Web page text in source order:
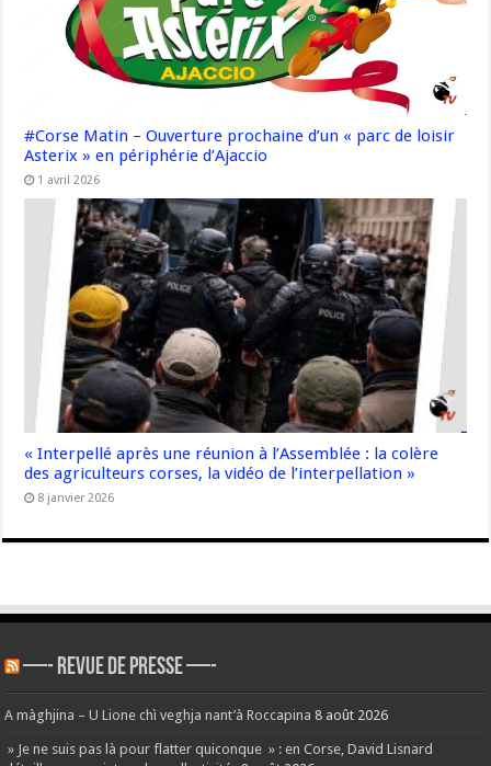
#Corse Matin – Ouverture prochaine d’un « parc de loisir
Asterix » en périphérie d’Ajaccio
1 avril 2026
« Interpellé après une réunion à l’Assemblée : la colère
des agriculteurs corses, la vidéo de l’interpellation »
8 janvier 2026
—- REVUE DE PRESSE —-
A màghjina – U Lione chì veghja nant’à Roccapina 8 août 2026
» Je ne suis pas là pour flatter quiconque » : en Corse, David Lisnard